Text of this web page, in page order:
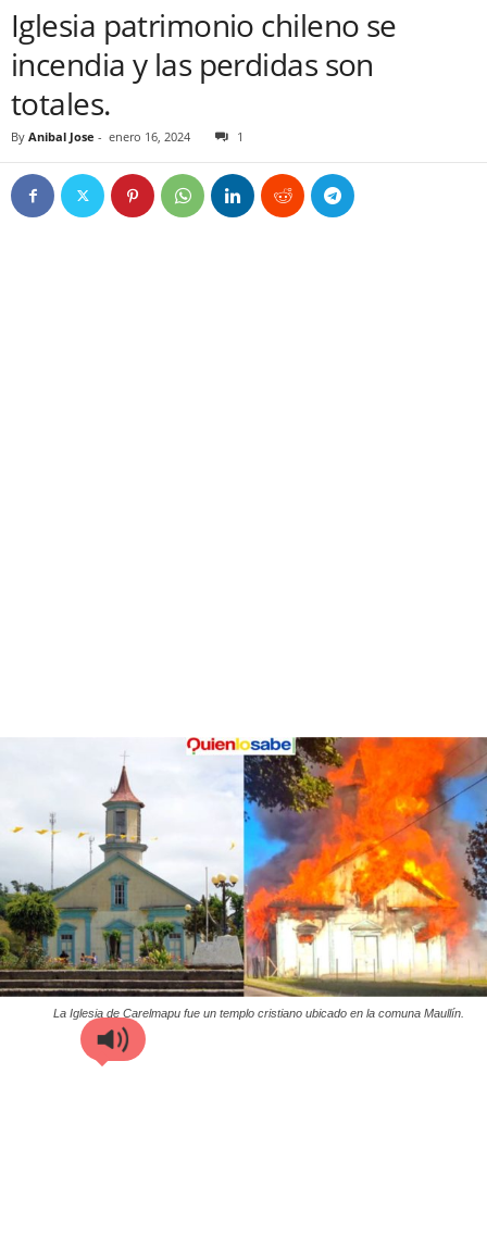
Iglesia patrimonio chileno se
incendia y las perdidas son
totales.
By Anibal Jose - enero 16, 2024 1
La Iglesia de Carelmapu fue un templo cristiano ubicado en la comuna Maullín.